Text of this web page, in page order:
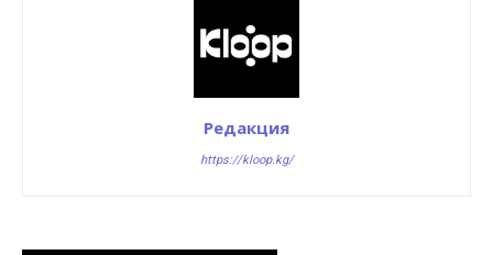
Редакция
https://kloop.kg/